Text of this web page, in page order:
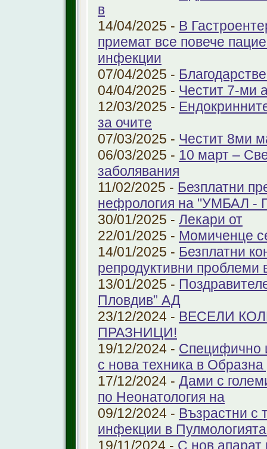
в
14/04/2025 - В
приемат все повече
инфекции
07/04/2025 -
04/04/2025 - Честит 7-ми
12/03/2025 -
за очите
07/03/2025 - Честит 8ми
06/03/2025 - 10 март –
заболявания
11/02/2025 - Безплатни
нефрология на "УМБАЛ -
30/01/2025 - Лекари от
22/01/2025 - Момиченце
14/01/2025 - Безплатни
репродуктивни
13/01/2025 -
Пловдив” АД
23/12/2024 - ВЕСЕЛИ
ПРАЗНИЦИ!
19/12/2024 - Специфично
с нова техника в Образна
17/12/2024 - Дами с
по Неонатология на
09/12/2024 - Възрастни с
инфекции в
19/11/2024 - С нов